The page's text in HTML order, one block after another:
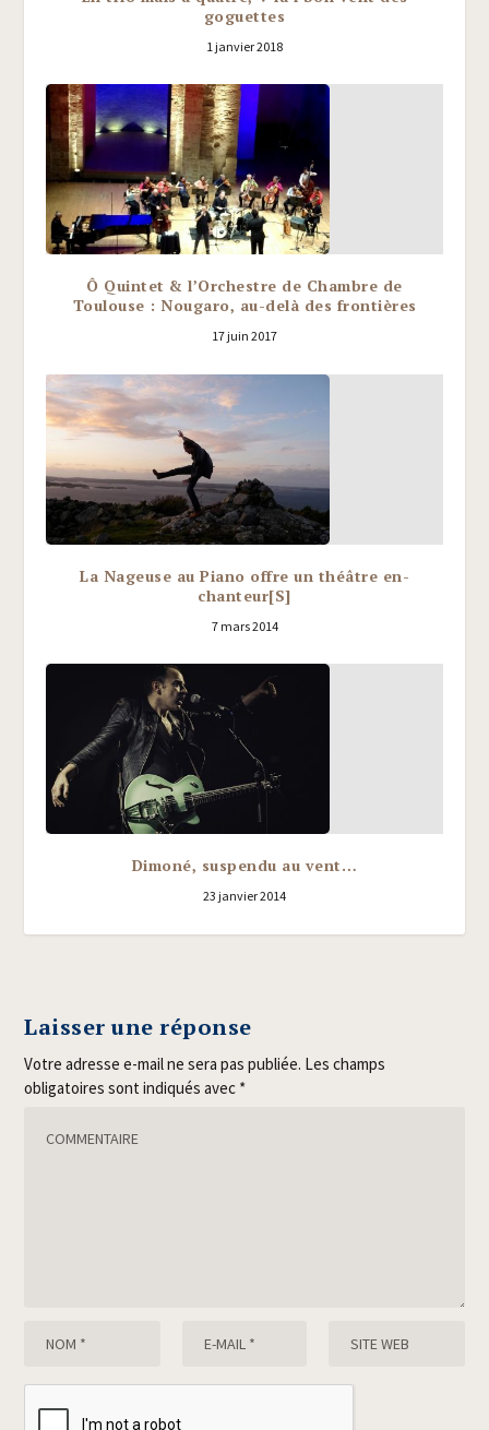
goguettes
1 janvier 2018
Ô Quintet & l’Orchestre de Chambre de
Toulouse : Nougaro, au-delà des frontières
17 juin 2017
La Nageuse au Piano offre un théâtre en-
chanteur[S]
7 mars 2014
Dimoné, suspendu au vent…
23 janvier 2014
Laisser une réponse
Votre adresse e-mail ne sera pas publiée. Les champs
obligatoires sont indiqués avec *